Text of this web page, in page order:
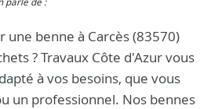
une benne à Carcès (83570)
? Travaux Côte d'Azur vous
à vos besoins, que vous
un professionnel. Nos bennes